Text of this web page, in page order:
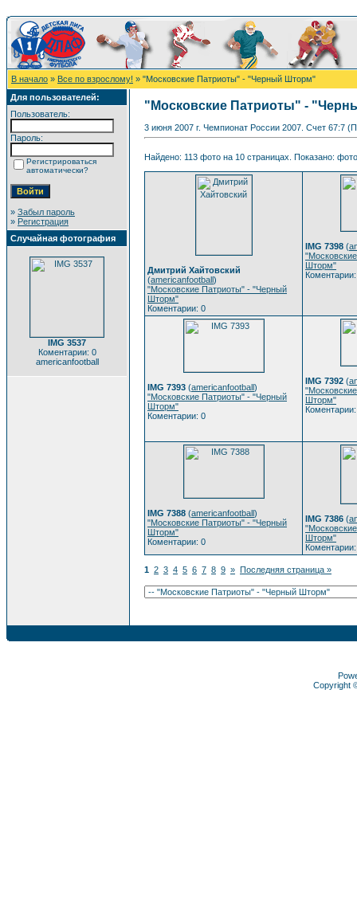
В начало » Все по взрослому! » "Московские Патриоты" - "Черный Шторм"
Для пользователей:
Пользователь:
Пароль:
Регистрироваться
автоматически?
» Забыл пароль
» Регистрация
Случайная фотография
IMG 3537
Коментарии: 0
americanfootball
"Московские Патриоты" -
3 июня 2007 г. Чемпионат России 2007. Счет 67:7
Найдено: 113 фото на 10 страницах. Показано:
Дмитрий Хайтовский
(americanfootball)
"Московские Патриоты" - "Черный
Шторм"
Коментарии: 0
IMG 7398 (
Шторм"
IMG 7393 (americanfootball)
"Московские Патриоты" - "Черный
Шторм"
Коментарии: 0
IMG 7392 (
Шторм"
IMG 7388 (americanfootball)
"Московские Патриоты" - "Черный
Шторм"
Коментарии: 0
IMG 7386 (
Шторм"
1 2 3 4 5 6 7 8 9 » Последняя страница »
Copyright